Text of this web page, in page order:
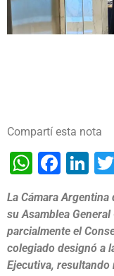
Compartí esta nota
La Cámara
su Asamblea
parcialmente el
colegiado designó a
Ejecutiva, resultando